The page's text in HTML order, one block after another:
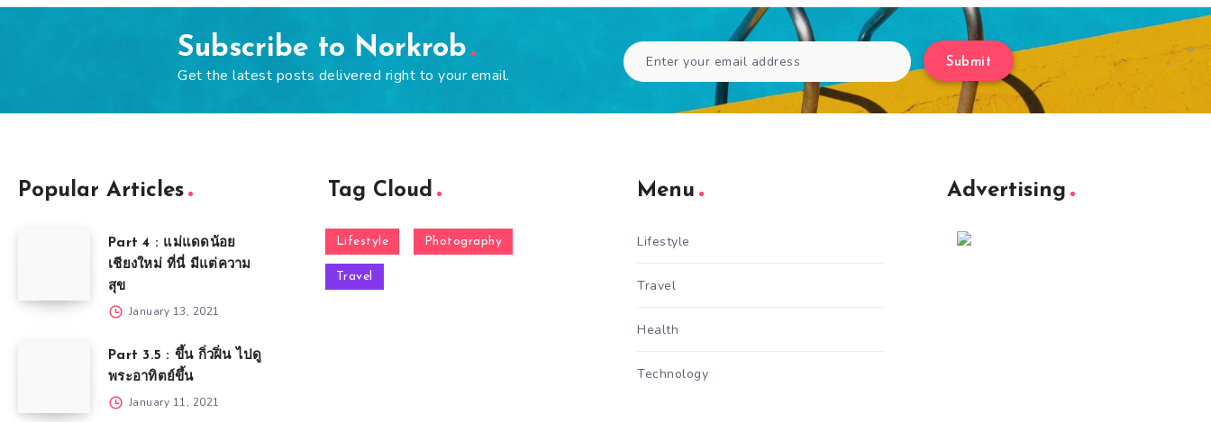
Subscribe to Norkrob
Get the latest posts delivered right to your email.
Submit
Popular Articles
Part 4 : แม่แดดน้อย
เชียงใหม่ ที่นี่ มีแต่ความ
สุข
January 13, 2021
Part 3.5 : ขึ้น กิ่วฝิ่น ไปดู
พระอาทิตย์ขึ้น
January 11, 2021
Tag Cloud
Lifestyle Photography
Travel
Menu
Lifestyle
Travel
Health
Technology
Advertising